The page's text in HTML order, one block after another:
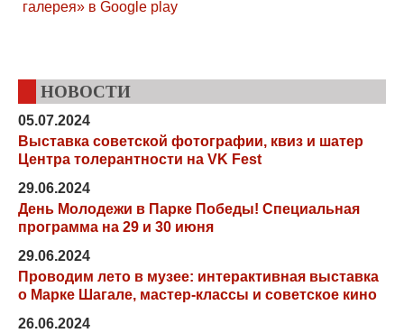
НОВОСТИ
05.07.2024
Выставка советской фотографии, квиз и шатер
Центра толерантности на VK Fest
29.06.2024
День Молодежи в Парке Победы! Специальная
программа на 29 и 30 июня
29.06.2024
Проводим лето в музее: интерактивная выставка
о Марке Шагале, мастер-классы и советское кино
26.06.2024